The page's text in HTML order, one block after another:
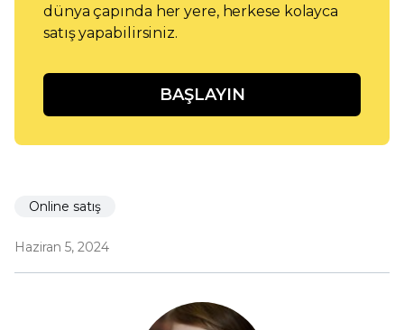
dünya çapında her yere, herkese kolayca
satış yapabilirsiniz.
BAŞLAYIN
Online satış
Haziran 5, 2024